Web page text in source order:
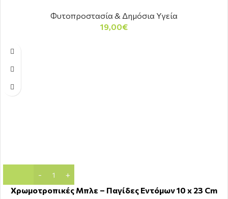
Φυτοπροστασία & Δημόσια Υγεία
19,00€
Χρωμοτροπικές Μπλε – Παγίδες Εντόμων 10 x 23 Cm